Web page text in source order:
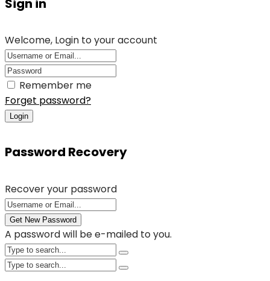
Sign in
Welcome, Login to your account
Remember me
Forget password?
Login
Password Recovery
Recover your password
Get New Password
A password will be e-mailed to you.